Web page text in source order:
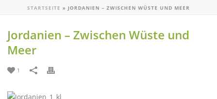
STARTSEITE » JORDANIEN – ZWISCHEN WÜSTE UND MEER
Jordanien – Zwischen Wüste und
Meer
1